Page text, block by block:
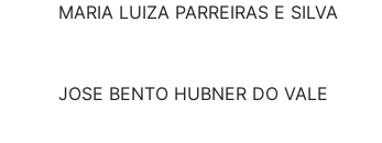
MARIA LUIZA PARREIRAS E SILVA
JOSE BENTO HUBNER DO VALE